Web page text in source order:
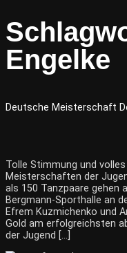
Engelke
Deutsche Meisterschaft
Tolle Stimmung und
Meisterschaften der
als 150 Tanzpaare gehen
Bergmann-Sporthalle an
Efrem Kuzmichenko und
Gold am erfolgreichsten
der Jugend […]